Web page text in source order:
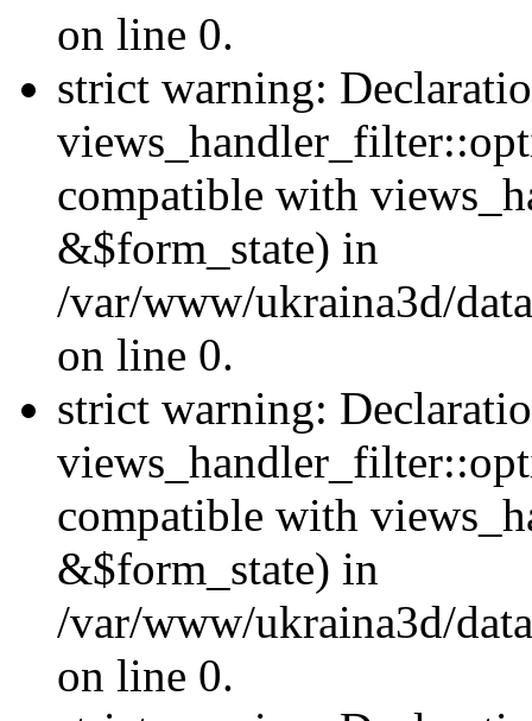
on line 0.
strict warning:
compatible with
&$form_state) in
/var/www/ukraina3d/
on line 0.
strict warning:
compatible with
&$form_state) in
/var/www/ukraina3d/
on line 0.